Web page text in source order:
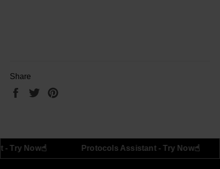
Share
Share
Tweet
- Try Now Protocols Assistant - Try